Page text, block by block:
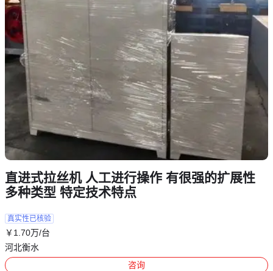
直进式拉丝机 人工进行操作 有很强的扩展性
多种类型 特定技术特点
真实性已核验
￥ 1 .70万/台
河北衡水
咨询